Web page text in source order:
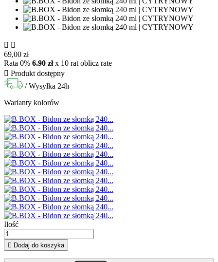
 
69,00 zł
Rata 0% 6.90 złx 10 rat oblicz rate
 Produkt dostępny
/ Wysyłka 24h
Warianty kolorów
Ilość
 Dodaj do koszyka